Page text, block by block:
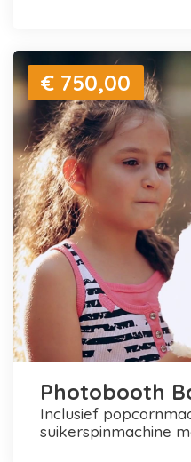
€ 750,00
Photobooth
inclusief popcornmachine en
suikerspinmachine